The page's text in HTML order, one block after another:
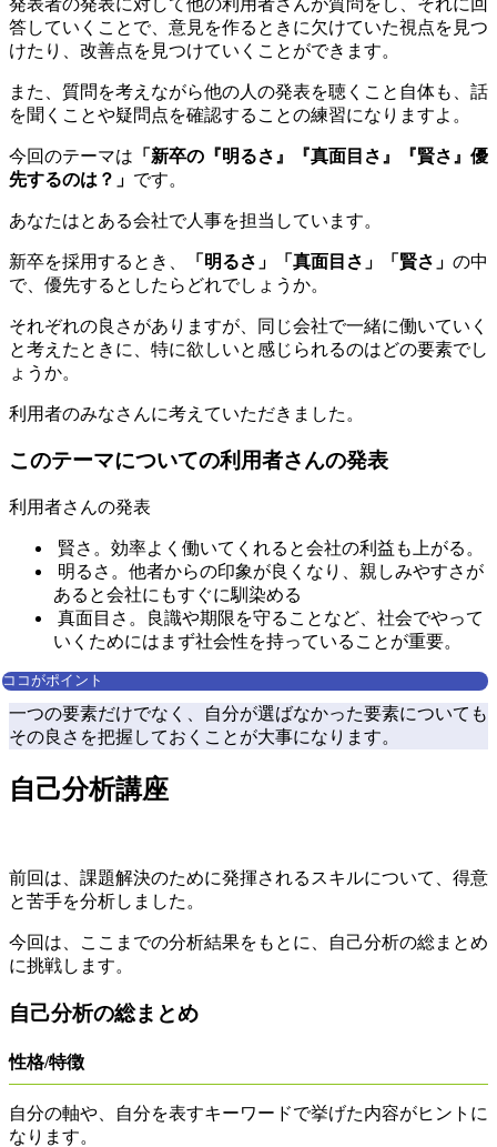
答していくことで、意見を作るときに欠けていた視点を見つ
けたり、改善点を見つけていくことができます。
また、質問を考えながら他の人の発表を聴くこと自体も、 話
を聞くことや疑問点を確認することの練習になりますよ。
今回のテーマは 「新卒の『明るさ』『真面目さ』『賢さ』優
先するのは？」 です。
あなたはとある会社で人事を担当しています。
新卒を採用するとき、 「明るさ」「真面目さ」「賢さ」 の中
で、優先するとしたらどれでしょうか。
それぞれの良さがありますが、同じ会社で一緒に働いていく
と考えたときに、特に欲しいと感じられるのはどの要素でし
ょうか。
利用者のみなさんに考えていただきました。
このテーマについての利用者さんの発表
利用者さんの発表
賢さ。効率よく働いてくれると会社の利益も上がる。
明るさ。他者からの印象が良くなり、親しみやすさが
あると会社にもすぐに馴染める
真面目さ。良識や期限を守ることなど、社会でやって
いくためにはまず社会性を持っていることが重要。
ココがポイント
一つの要素だけでなく、自分が選ばなかった要素についても
その良さを把握しておくことが大事になります。
自己分析講座
前回は、 課題解決のために発揮されるスキルについて、得意
と苦手を分析しました。
今回は、ここまでの分析結果をもとに、
自己分析の総まとめ
に挑戦します。
自己分析の総まとめ
性格/特徴
自分の軸や、自分を表すキーワードで挙げた内容がヒントに
なります。